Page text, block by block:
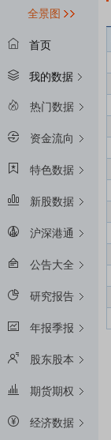
全景图
首页
我的数据
热门数据
资金流向
特色数据
新股数据
沪深港通
公告大全
研究报告
年报季报
股东股本
期货期权
经济数据